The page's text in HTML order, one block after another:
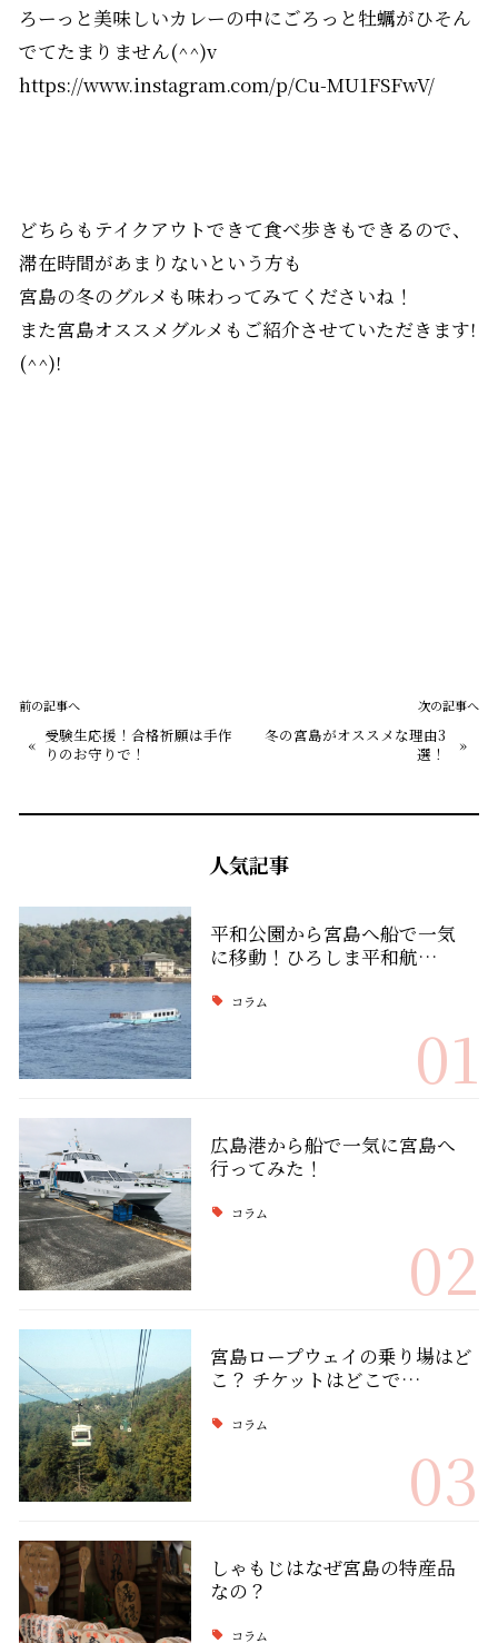
ろーっと美味しいカレーの中にごろっと牡蠣がひそん
でてたまりません(^^)v
https://www.instagram.com/p/Cu-MU1FSFwV/
どちらもテイクアウトできて食べ歩きもできるので、
滞在時間があまりないという方も
宮島の冬のグルメも味わってみてくださいね！
また宮島オススメグルメもご紹介させていただきます!
(^^)!
前の記事へ
« 受験生応援！合格祈願は手作
りのお守りで！
次の記事へ
冬の宮島がオススメな理由3
選！
»
人気記事
平和公園から宮島へ船で一気
に移動！ひろしま平和航…
コラム
01
広島港から船で一気に宮島へ
行ってみた！
コラム
02
宮島ロープウェイの乗り場はど
こ？ チケットはどこで…
コラム
03
しゃもじはなぜ宮島の特産品
なの？
コラム